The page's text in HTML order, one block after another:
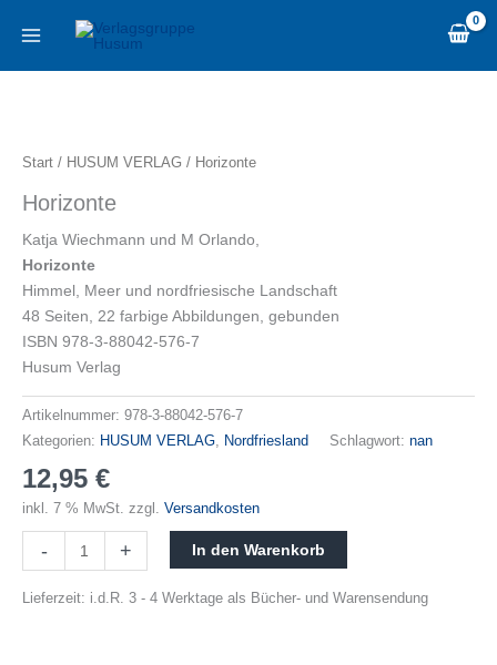
Inhalt
Start / HUSUM VERLAG / Horizonte
Horizonte
Katja Wiechmann und M Orlando,
Horizonte
Himmel, Meer und nordfriesische Landschaft
48 Seiten, 22 farbige Abbildungen, gebunden
ISBN 978-3-88042-576-7
Husum Verlag
Artikelnummer: 978-3-88042-576-7
Kategorien: HUSUM VERLAG, Nordfriesland Schlagwort: nan
12,95 €
inkl. 7 % MwSt. zzgl. Versandkosten
- + In den Warenkorb
Lieferzeit: i.d.R. 3 - 4 Werktage als Bücher- und Warensendung